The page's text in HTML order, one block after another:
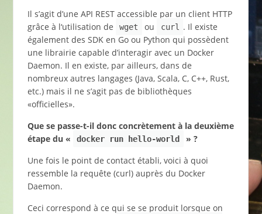
Il s’agit d’une API REST accessible par un client HTTP
grâce à l‘utilisation de
wget ou curl
. Il existe
également des SDK en Go ou Python qui possèdent
une librairie capable d’interagir avec un Docker
Daemon. Il en existe, par ailleurs, dans de
nombreux autres langages (Java, Scala, C, C++, Rust,
etc.) mais il ne s’agit pas de bibliothèques
«officielles».
Que se passe-t-il donc concrètement à la deuxième
étape du «
docker run hello-world
» ?
Une fois le point de contact établi, voici à quoi
ressemble la requête (curl) auprès du Docker
Daemon.
Ceci correspond à ce qui se se produit lorsque on